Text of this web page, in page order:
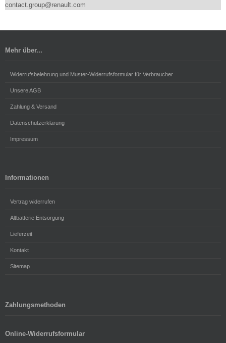
contact.group@renault.com
Mehr über...
Widerrufsbelehrung und Muster-Widerrufsformular für Verbraucher
Unsere AGB
Zahlung & Versand
Datenschutzerklärung
Impressum
Informationen
Vertrag widerrufen
Altbatterie Entsorgung
Lieferzeit
Kontakt
Sitemap
Zahlungsmethoden
Online-Widerrufsformular